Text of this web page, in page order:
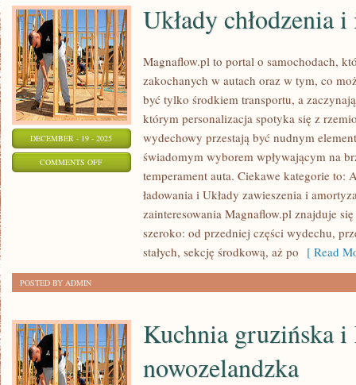
DECEMBER - 19 - 2025
COMMENTS OFFON
CHŁODZENIA
KONSERWACJA
Układy chłodzenia
Magnaflow.pl to portal o samochodach,
zakochanych w autach oraz w tym, co
być tylko środkiem transportu, a
którym personalizacja spotyka się z
wydechowy przestają być nudnym
świadomym wyborem wpływającym na
temperament auta. Ciekawe kategorie to:
ładowania i Układy zawieszenia i
zainteresowania Magnaflow.pl znajduje
szeroko: od przedniej części wydechu,
stałych, sekcję środkową, aż po [ Read
POSTED BY ADMIN
Kuchnia gruzińska i
nowozelandzka